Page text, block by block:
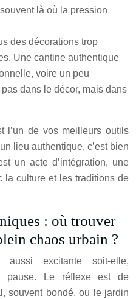
là où la pression
des décorations trop
Une cantine authentique
voire un peu
dans le décor, mais dans
l’un de vos meilleurs outils
lieu authentique, c’est bien
un acte d’intégration, une
la culture et les traditions de
: où trouver
chaos urbain ?
aussi excitante soit-elle,
pause. Le réflexe est de
souvent bondé, ou le jardin